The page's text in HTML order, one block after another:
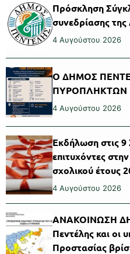
Πρόσκληση
συνεδρίασης της
4 Αυγούστου 2026
Ο ΔΗΜΟΣ
ΠΥΡΟΠΛΗΚΤΩΝ
4 Αυγούστου 2026
Εκδήλωση στις 9
επιτυχόντες
σχολικού έτους
4 Αυγούστου 2026
ΑΝΑΚΟΙΝΩΣΗ
Πεντέλης και οι
Προστασίας